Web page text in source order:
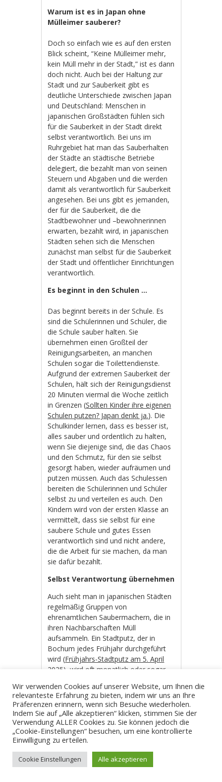
Warum ist es in Japan ohne
Mülleimer sauberer?
Doch so einfach wie es auf den ersten
Blick scheint, “Keine Mülleimer mehr,
kein Müll mehr in der Stadt,” ist es dann
doch nicht. Auch bei der Haltung zur
Stadt und zur Sauberkeit gibt es
deutliche Unterschiede zwischen Japan
und Deutschland: Menschen in
japanischen Großstädten fühlen sich
für die Sauberkeit in der Stadt direkt
selbst verantwortlich. Bei uns im
Ruhrgebiet hat man das Sauberhalten
der Städte an städtische Betriebe
delegiert, die bezahlt man von seinen
Steuern und Abgaben und die werden
damit als verantwortlich für Sauberkeit
angesehen. Bei uns gibt es jemanden,
der für die Sauberkeit, die die
Stadtbewohner und –bewohnerinnen
erwarten, bezahlt wird, in japanischen
Städten sehen sich die Menschen
zunächst man selbst für die Sauberkeit
der Stadt und öffentlicher Einrichtungen
verantwortlich.
Es beginnt in den Schulen …
Das beginnt bereits in der Schule. Es
sind die Schülerinnen und Schüler, die
die Schule sauber halten. Sie
übernehmen einen Großteil der
Reinigungsarbeiten, an manchen
Schulen sogar die Toilettendienste.
Aufgrund der extremen Sauberkeit der
Schulen, hält sich der Reinigungsdienst
20 Minuten viermal die Woche zeitlich
in Grenzen (Sollten Kinder ihre eigenen
Schulen putzen? Japan denkt ja.). Die
Schulkinder lernen, dass es besser ist,
alles sauber und ordentlich zu halten,
wenn Sie diejenige sind, die das Chaos
und den Schmutz, für den sie selbst
gesorgt haben, wieder aufräumen und
putzen müssen. Auch das Schulessen
bereiten die Schülerinnen und Schüler
selbst zu und verteilen es auch. Den
Kindern wird von der ersten Klasse an
vermittelt, dass sie selbst für eine
saubere Schule und gutes Essen
verantwortlich sind und nicht andere,
die die Arbeit für sie machen, da man
sie dafür bezahlt.
Selbst Verantwortung übernehmen
Auch sieht man in japanischen Städten
regelmäßig Gruppen von
ehrenamtlichen Saubermachern, die in
ihren Nachbarschaften Müll
aufsammeln. Ein Stadtputz, der in
Bochum jedes Frühjahr durchgeführt
wird (Frühjahrs-Stadtputz am 5. April
2025), wird oft monatlich oder sogar
In japanischen Städten gilt der
Grundsatz: “Wer in einer sauberen
Stadt leben möchte, muss seinen Teil
dazu beitragen.” Wie man besonders
dem Ruhrgebiet und auch Bochum
ansieht, ist dieses Verständnis bei uns
nicht weit verbreitet. Man erwartet,
Wir verwenden Cookies auf unserer Website, um Ihnen die
relevanteste Erfahrung zu bieten, indem wir uns an Ihre
Präferenzen erinnern, wenn sich Besuche wiederholen.
Indem Sie auf „Alle akzeptieren“ klicken, stimmen Sie der
Verwendung ALLER Cookies zu. Sie können jedoch die
„Cookie-Einstellungen“ besuchen, um eine kontrollierte
Einwilligung zu erteilen.
Cookie Einstellungen Alle akzeptieren